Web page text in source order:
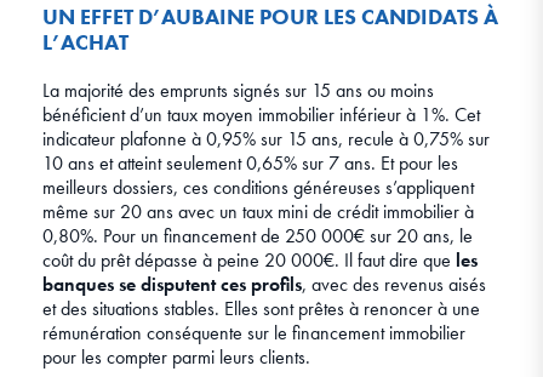
UN EFFET D’AUBAINE POUR LES CANDIDATS À
L’ACHAT
La majorité des emprunts signés sur 15 ans ou moins
bénéficient d’un taux moyen immobilier inférieur à 1%. Cet
indicateur plafonne à 0,95% sur 15 ans, recule à 0,75% sur
10 ans et atteint seulement 0,65% sur 7 ans. Et pour les
meilleurs dossiers, ces conditions généreuses s’appliquent
même sur 20 ans avec un taux mini de crédit immobilier à
0,80%. Pour un financement de 250 000€ sur 20 ans, le
coût du prêt dépasse à peine 20 000€. Il faut dire que les
banques se disputent ces profils, avec des revenus aisés
et des situations stables. Elles sont prêtes à renoncer à une
rémunération conséquente sur le financement immobilier
pour les compter parmi leurs clients.